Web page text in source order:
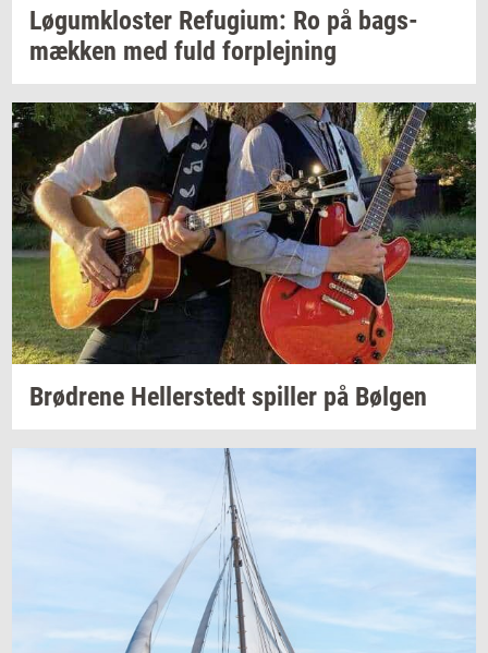
Løgum­klo­ster Re­fu­gi­um: Ro på bags­
mæk­ken med fuld for­plej­ning
Brød­re­ne Hel­ler­stedt spil­ler på Bøl­gen